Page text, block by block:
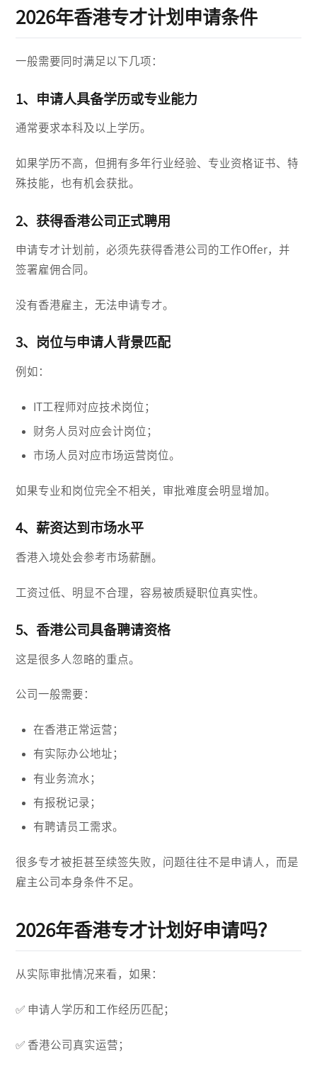
2026年香港专才计划申请条件
一般需要同时满足以下几项：
1、申请人具备学历或专业能力
通常要求本科及以上学历。
如果学历不高，但拥有多年行业经验、专业资格证书、特
殊技能，也有机会获批。
2、获得香港公司正式聘用
申请专才计划前，必须先获得香港公司的工作Offer，并
签署雇佣合同。
没有香港雇主，无法申请专才。
3、岗位与申请人背景匹配
例如：
IT工程师对应技术岗位；
财务人员对应会计岗位；
市场人员对应市场运营岗位。
如果专业和岗位完全不相关，审批难度会明显增加。
4、薪资达到市场水平
香港入境处会参考市场薪酬。
工资过低、明显不合理，容易被质疑职位真实性。
5、香港公司具备聘请资格
这是很多人忽略的重点。
公司一般需要：
在香港正常运营；
有实际办公地址；
有业务流水；
有报税记录；
有聘请员工需求。
很多专才被拒甚至续签失败，问题往往不是申请人，而是
雇主公司本身条件不足。
2026年香港专才计划好申请吗？
从实际审批情况来看，如果：
✅ 申请人学历和工作经历匹配；
✅ 香港公司真实运营；